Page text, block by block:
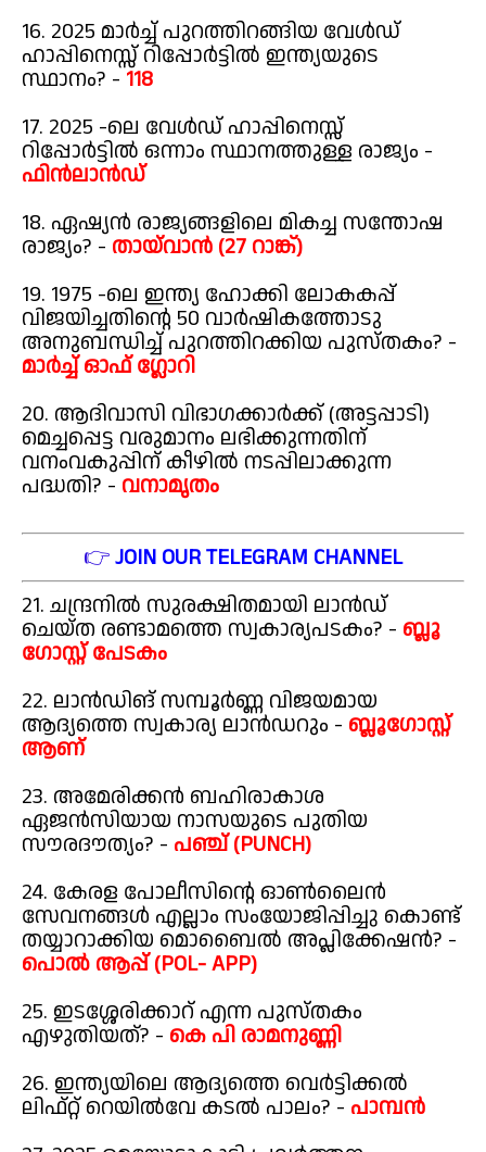
16. 2025 മാർച്ച് പുറത്തിറങ്ങിയ വേൾഡ്
ഹാപ്പിനെസ്സ് റിപ്പോർട്ടിൽ ഇന്ത്യയുടെ
സ്ഥാനം? - 118
17. 2025 -ലെ വേൾഡ് ഹാപ്പിനെസ്സ്
റിപ്പോർട്ടിൽ ഒന്നാം സ്ഥാനത്തുള്ള രാജ്യം -
ഫിൻലാൻഡ്
18. ഏഷ്യൻ രാജ്യങ്ങളിലെ മികച്ച സന്തോഷ
രാജ്യം? - തായ്‌വാൻ (27 റാങ്ക്)
19. 1975 -ലെ ഇന്ത്യ ഹോക്കി ലോകകപ്പ്
വിജയിച്ചതിന്റെ 50 വാർഷികത്തോടു
അനുബന്ധിച്ച് പുറത്തിറക്കിയ പുസ്തകം? -
മാർച്ച് ഓഫ് ഗ്ലോറി
20. ആദിവാസി വിഭാഗക്കാർക്ക് (അട്ടപ്പാടി)
മെച്ചപ്പെട്ട വരുമാനം ലഭിക്കുന്നതിന്
വനംവകുപ്പിന് കീഴിൽ നടപ്പിലാക്കുന്ന
പദ്ധതി? - വനാമൃതം
👉JOIN OUR TELEGRAM CHANNEL
21. ചന്ദ്രനിൽ സുരക്ഷിതമായി ലാൻഡ്
ചെയ്ത രണ്ടാമത്തെ സ്വകാര്യപടകം? - ബ്ലൂ
ഗോസ്റ്റ് പേടകം
22. ലാൻഡിങ് സമ്പൂർണ്ണ വിജയമായ
ആദ്യത്തെ സ്വകാര്യ ലാൻഡറും - ബ്ലൂഗോസ്റ്റ്
ആണ്
23. അമേരിക്കൻ ബഹിരാകാശ
ഏജൻസിയായ നാസയുടെ പുതിയ
സൗരദൗത്യം? - പഞ്ച് (PUNCH)
24. കേരള പോലീസിന്റെ ഓൺലൈൻ
സേവനങ്ങൾ എല്ലാം സംയോജിപ്പിച്ചു കൊണ്ട്
തയ്യാറാക്കിയ മൊബൈൽ അപ്ലിക്കേഷൻ? -
പൊൽ ആപ്പ് (POL- APP)
25. ഇടശ്ശേരിക്കാറ് എന്ന പുസ്തകം
എഴുതിയത്? - കെ പി രാമനുണ്ണി
26. ഇന്ത്യയിലെ ആദ്യത്തെ വെർട്ടിക്കൽ
ലിഫ്റ്റ് റെയിൽവേ കടൽ പാലം? - പാമ്പൻ